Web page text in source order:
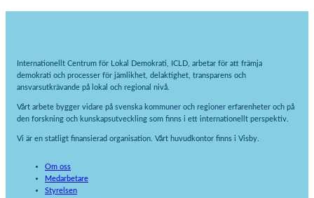
Internationellt Centrum för Lokal Demokrati, ICLD, arbetar för att främja
demokrati och processer för jämlikhet, delaktighet, transparens och
ansvarsutkrävande på lokal och regional nivå.
Vårt arbete bygger vidare på svenska kommuner och regioner erfarenheter och på
den forskning och kunskapsutveckling som finns i ett internationellt perspektiv.
Vi är en statligt finansierad organisation. Vårt huvudkontor finns i Visby.
Om oss
Medarbetare
Styrelsen